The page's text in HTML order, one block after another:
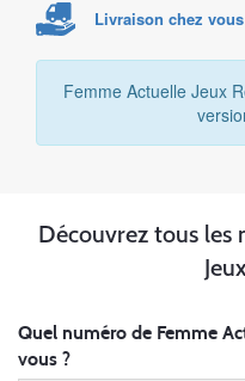
Livraison chez
Femme Actuelle Jeux
Découvrez tous les
Quel numéro de Femme
vous ?